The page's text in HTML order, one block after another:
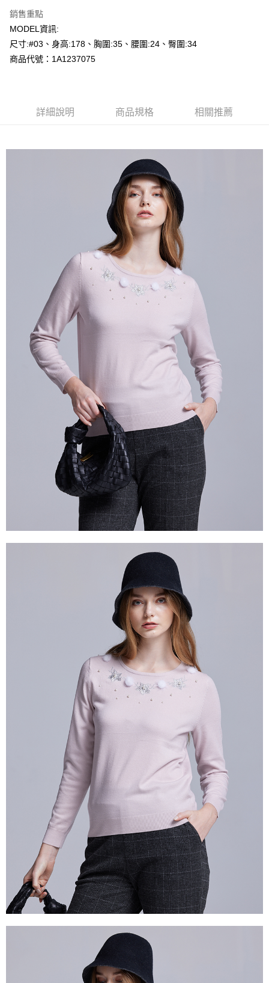
悠遊付
Google Pay
全盈+PAY
AFTEE先享後付是「在收到商品之後才付款」的支付方式。 讓您購物簡單
３．安心：先確認商品／服務後，再付款。
【「AFTEE先享後付」結帳流程】
１．於結帳方式選擇「AFTEE先享後付」後，將跳轉至「AFTEE先享後付」
結帳頁面，進行簡訊認證並確認金額後，即可完成結帳。
２．訂單成立數日內，您將收到繳費通知簡訊。
３．收到繳費通知簡訊後14天內，點擊此簡訊中的連結，可透過四大超商／
ATM／網路銀行／等多元方式進行付款，方視為交易完成。
※ 請注意：結帳手續完成當下不需立刻繳費，但若您需要取消訂單，請聯絡
購買商品的店家。未經商家同意取消之訂單仍視為有效，需透過AFTEE先享
後付繳納相關費用。
※ 交易是否成功請以「AFTEE先享後付 」之結帳頁面顯示為準，若有關於
是否繳費成功／繳費後需取消欲退款等相關疑問，請聯繫「AFTEE先享後付
客戶支援中心」
https://netprotections.freshdesk.com/support/home
【注意事項】
１．透過由恩沛科技股份有限公司提供之「AFTEE先享後付」服務完成之交
易，需依本服務之必要範圍內提供個人資料，並將交易相關給付款項請求債
權轉讓予恩沛科技股份有限公司。
２．關於個人資料處理事宜，請瀏覽以下網址：
https://aftee.tw/terms/#terms3
３．未成年的使用者請事先徵得法定代理人或監護人之同意方可使用
「AFTEE先享後付」，若未經同意申辦者引起之損失，本公司不負相關責
４．使用「AFTEE先享後付」時，將依據個別帳號之用戶狀況，依本公司即
時審查核予不同之上限額度；若仍有額度不足之情形，本公司將視審查結果
請求用戶進行身份認證。
５．嚴禁一人註冊多個帳號或使用他人資訊註冊。若發現惡意使用之情形，
恩沛科技股份有限公司將有權停止該用戶之使用額度並採取法律行動。
運送方式
付款後全家取貨---滿2000元免運
每筆NT$60，滿NT$2,000(含以上)免運費
每筆NT$60，滿NT$2,000(含以上)免運費
付款後7-11取貨---滿2000元免運
每筆NT$60，滿NT$2,000(含以上)免運費
宅配-滿2000元免運
每筆NT$120，滿NT$2,000(含以上)免運費
銷售重點
MODEL資訊:
尺寸:#03、身高:178、胸圍:35、腰圍:24、臀圍:34
商品代號：1A1237075
詳細說明 商品規格 相關推薦